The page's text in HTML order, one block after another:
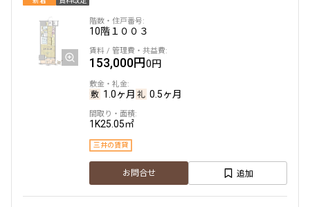
10階１００３
153,000円0円
1.0ヶ月 0.5ヶ月
1K25.05㎡
三井の賃貸
お問合せ 追加